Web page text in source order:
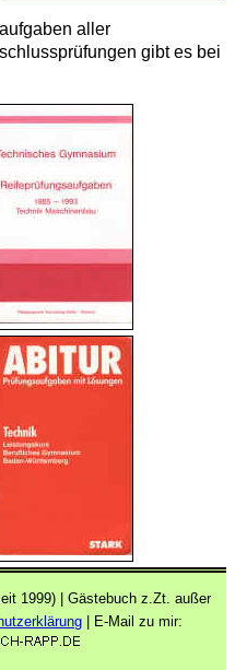
aller
gibt es bei
1999) | Gästebuch z.Zt. außer
| E-Mail zu mir: